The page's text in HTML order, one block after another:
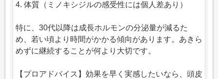
4. 体質（ミノキシジルの感受性には個人差あり）
特に、30代以降は成長ホルモンの分泌量が減るた
め、若い頃より時間がかかる傾向があります。あきら
めずに継続することが何より大切です。
【プロアドバイス】効果を早く実感したいなら、頭皮